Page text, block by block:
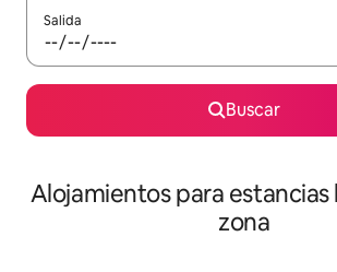
Salida
Buscar
Alojamientos para estancias
zona